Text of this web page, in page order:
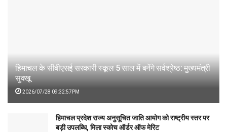
हिमाचल के सीबीएसई सरकारी स्कूल 5 साल में बनेंगे सर्वश्रेष्ठ: मुख्यमंत्री
सुक्खू
2026/07/28 09:32:57PM
हिमाचल प्रदेश राज्य अनुसूचित जाति आयोग को राष्ट्रीय स्तर पर
बड़ी उपलब्धि, मिला स्कोच ऑर्डर ऑफ मेरिट